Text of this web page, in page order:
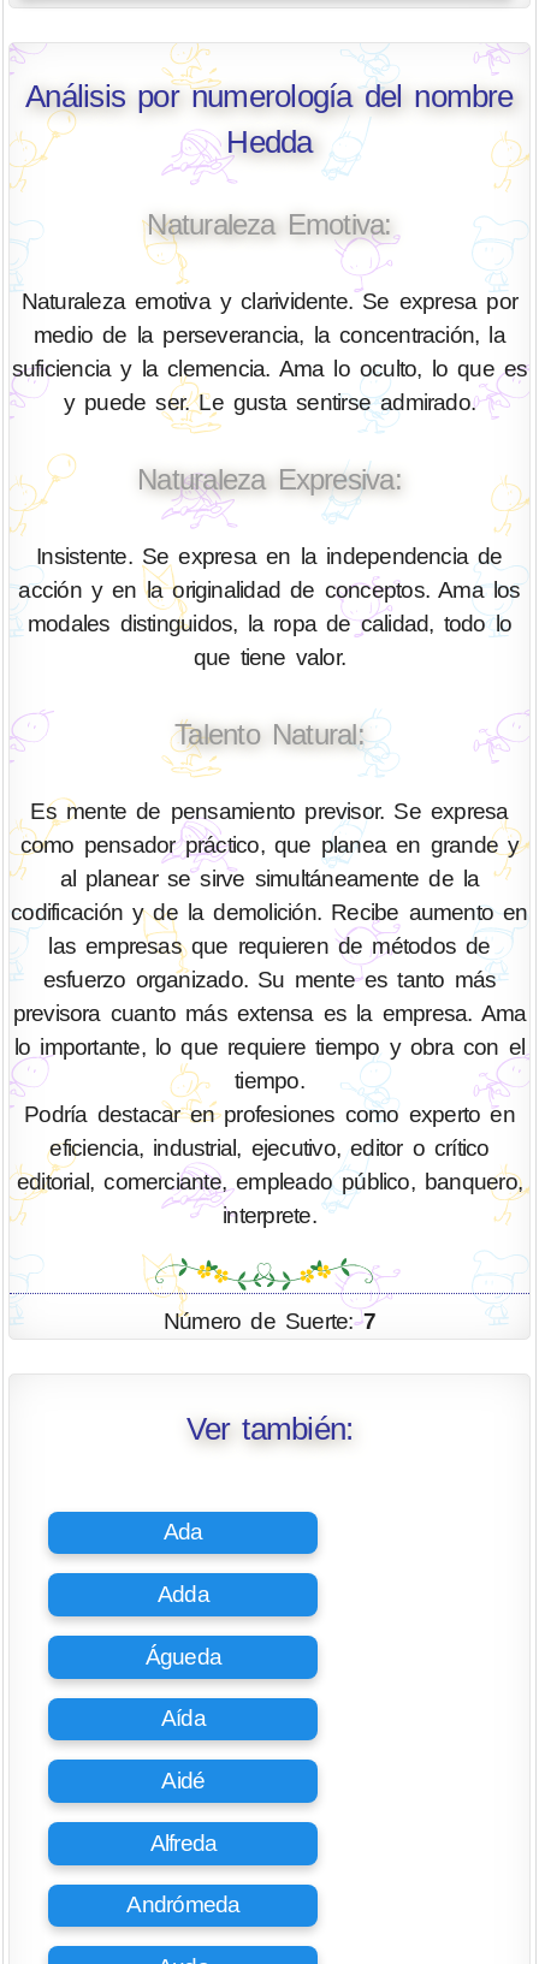
Análisis por numerología del nombre
Hedda
Naturaleza Emotiva:
Naturaleza emotiva y clarividente. Se expresa por
medio de la perseverancia, la concentración, la
suficiencia y la clemencia. Ama lo oculto, lo que es
y puede ser. Le gusta sentirse admirado.
Naturaleza Expresiva:
Insistente. Se expresa en la independencia de
acción y en la originalidad de conceptos. Ama los
modales distinguidos, la ropa de calidad, todo lo
que tiene valor.
Talento Natural:
Es mente de pensamiento previsor. Se expresa
como pensador práctico, que planea en grande y
al planear se sirve simultáneamente de la
codificación y de la demolición. Recibe aumento en
las empresas que requieren de métodos de
esfuerzo organizado. Su mente es tanto más
previsora cuanto más extensa es la empresa. Ama
lo importante, lo que requiere tiempo y obra con el
tiempo.
Podría destacar en profesiones como experto en
eficiencia, industrial, ejecutivo, editor o crítico
editorial, comerciante, empleado público, banquero,
interprete.
Número de Suerte:7
Ver también:
Ada
Adda
Águeda
Aída
Aidé
Alfreda
Andrómeda